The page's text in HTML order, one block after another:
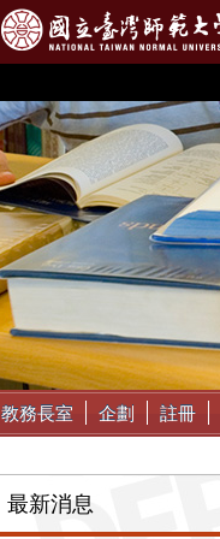
教務長室 企劃 註冊
最新消息